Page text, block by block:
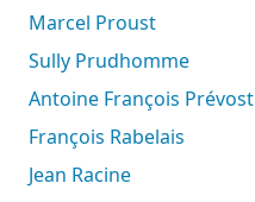
Marcel Proust
Sully Prudhomme
Antoine François Prévost
François Rabelais
Jean Racine